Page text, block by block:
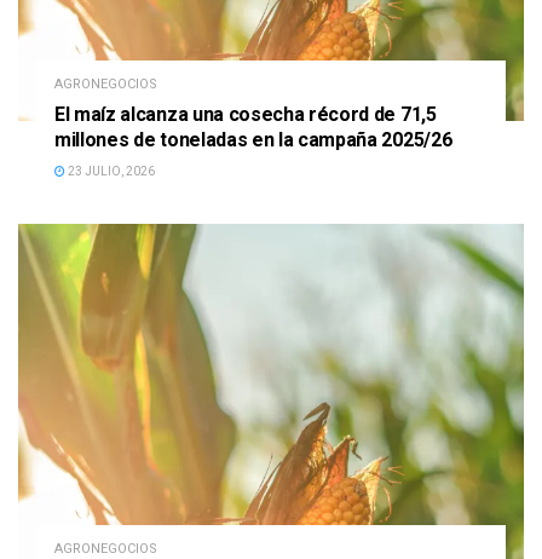
AGRONEGOCIOS
El maíz alcanza una cosecha récord de 71,5
millones de toneladas en la campaña 2025/26
23 JULIO, 2026
AGRONEGOCIOS